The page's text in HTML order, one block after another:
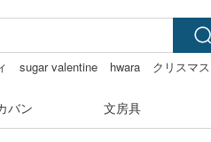
sugar valentine hwara
クリスマス
バン 文房具